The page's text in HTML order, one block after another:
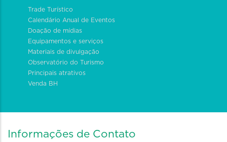
Trade Turístico
Calendário Anual de Eventos
Doação de mídias
Equipamentos e serviços
Materiais de divulgação
Observatório do Turismo
Principais atrativos
Venda BH
Informações de Contato